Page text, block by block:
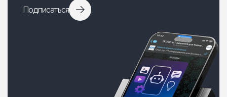
Подписаться